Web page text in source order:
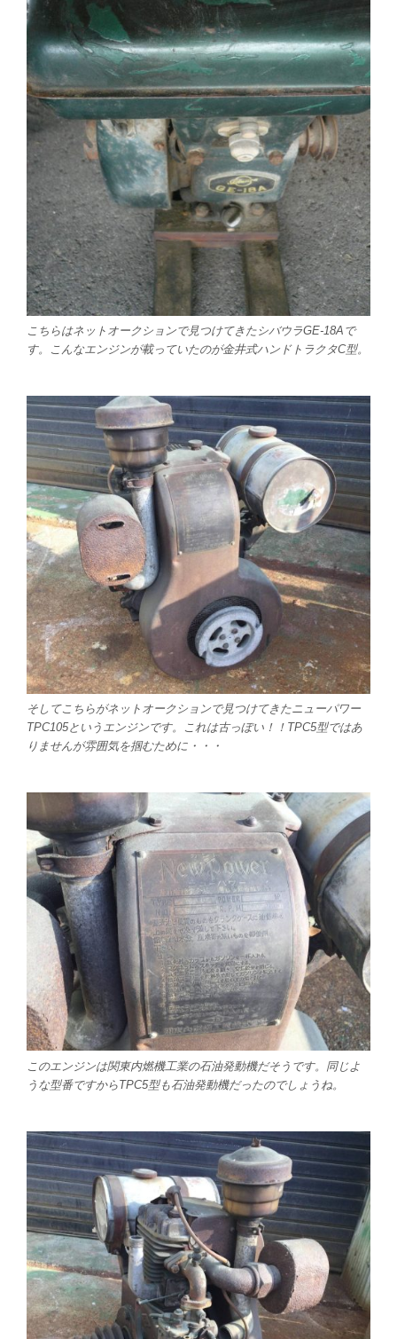
こちらはネットオークションで見つけてきたシバウラGE-18Aで
す。こんなエンジンが載っていたのが金井式ハンドトラクタC型。
そしてこちらがネットオークションで見つけてきたニューパワー
TPC105というエンジンです。これは古っぽい！！TPC5型ではあ
りませんが雰囲気を掴むために・・・
このエンジンは関東内燃機工業の石油発動機だそうです。同じよ
うな型番ですからTPC5型も石油発動機だったのでしょうね。